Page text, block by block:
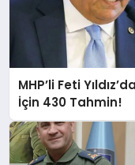
MHP’li Feti
İçin 430 Tahmin!